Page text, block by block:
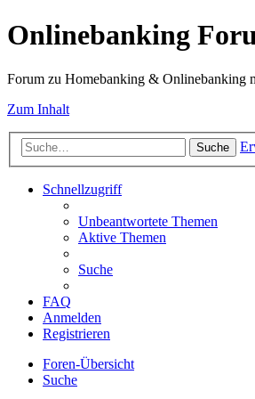
Onlinebanking
Forum zu Homebanking & Onlinebanking
Zum Inhalt
Suche
Schnellzugriff
Unbeantwortete Themen
Aktive Themen
Suche
FAQ
Anmelden
Registrieren
Foren-Übersicht
Suche